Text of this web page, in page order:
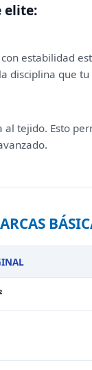
elite:
estabilidad
disciplina que
tejido. Esto